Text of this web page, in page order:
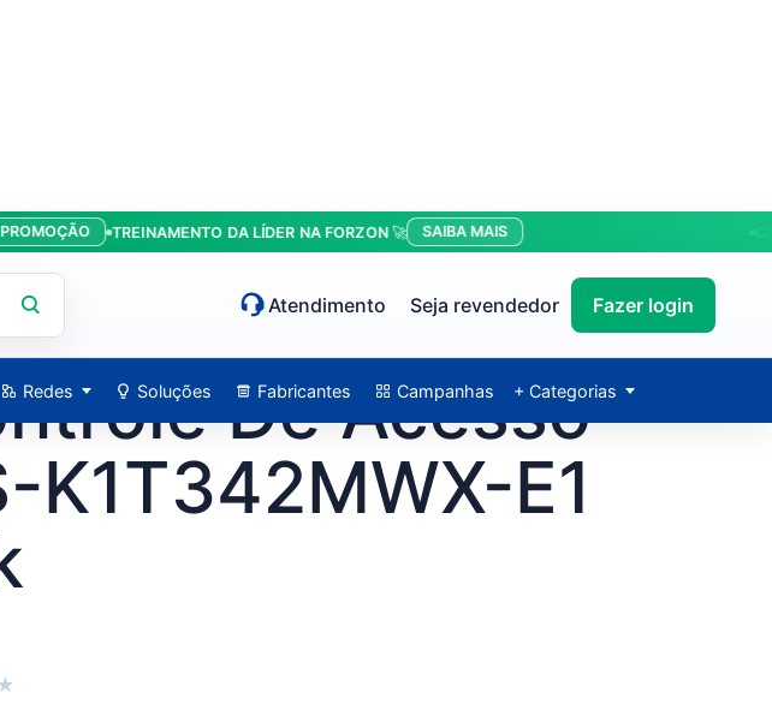
TREINAMENTO DA LÍDER NA FORZON 🚀 SAIBA MAIS
Atendimento Seja revendedor Fazer login
Redes Soluções Fabricantes Campanhas + Categorias
De Acesso
K1T342MWX-E1